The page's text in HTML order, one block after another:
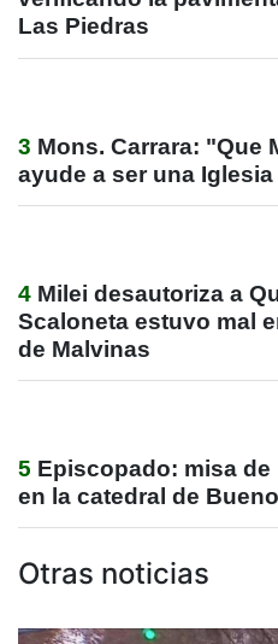
Las Piedras
3 Mons. Carrara: "Que
ayude a ser una
4 Milei desautoriza a
Scaloneta estuvo mal
de Malvinas
5 Episcopado: misa
en la catedral de
Otras noticias